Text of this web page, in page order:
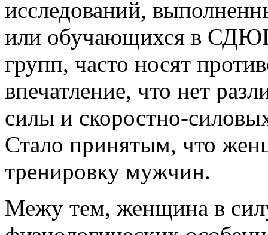
исследований,
или обучающихся в
групп, часто носят
впечатление, что нет
силы и скоростно-
Стало принятым, что
тренировку мужчин.
Межу тем, женщина в